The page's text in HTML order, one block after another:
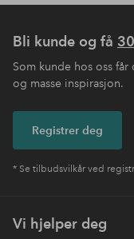
Bli kunde og få
Som kunde hos oss
og masse inspirasjon.
Registrer deg
* Se tilbudsvilkår ved
Vi hjelper deg